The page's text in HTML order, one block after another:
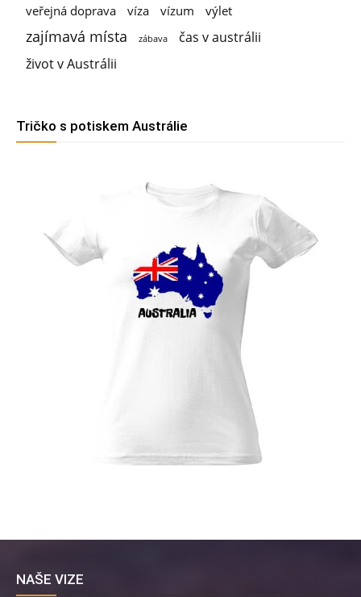
veřejná doprava víza vízum výlet
zajímavá místa zábava
čas v austrálii
život v Austrálii
Tričko s potiskem Austrálie
NAŠE VIZE